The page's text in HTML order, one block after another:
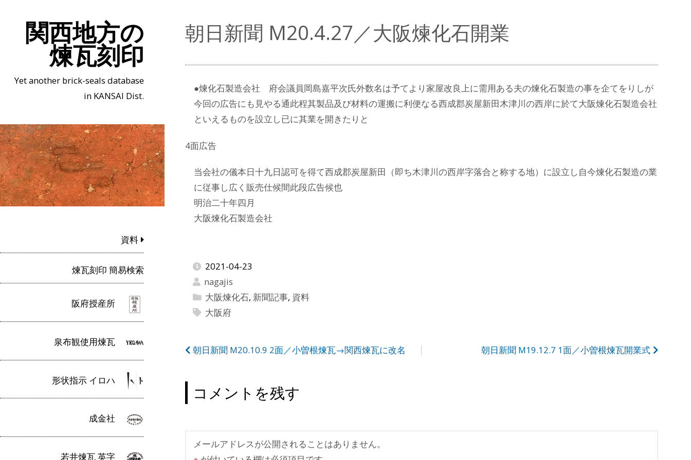
関西地方の
煉瓦刻印
Yet another brick-seals database
in KANSAI Dist.
資料
煉瓦刻印 簡易検索
阪府授産所
泉布観使用煉瓦
形状指示 イロハ
成金社
若井煉瓦 英字
朝日新聞 M20.4.27／大阪煉化石開業
●煉化石製造会社 府会議員岡島嘉平次氏外数名は予てより家屋改良上に需用ある夫の煉化石製造の事を企てをりしが
今回の広告にも見やる通此程其製品及び材料の運搬に利便なる西成郡炭屋新田木津川の西岸に於て大阪煉化石製造会社
といえるものを設立し已に其業を開きたりと
4面広告
当会社の儀本日十九日認可を得て西成郡炭屋新田（即ち木津川の西岸字落合と称する地）に設立し自今煉化石製造の業
に従事し広く販売仕候間此段広告候也
明治二十年四月
大阪煉化石製造会社
2021-04-23
nagajis
大阪煉化石, 新聞記事, 資料
大阪府
投
ナ
ビ
ゲ
ー
朝日新聞 M19.12.7 1面／小曽根煉瓦開業式
朝日新聞 M20.10.9 2面／小曽根煉瓦→関西煉瓦に改名
コメントを残す
メールアドレスが公開されることはありません。